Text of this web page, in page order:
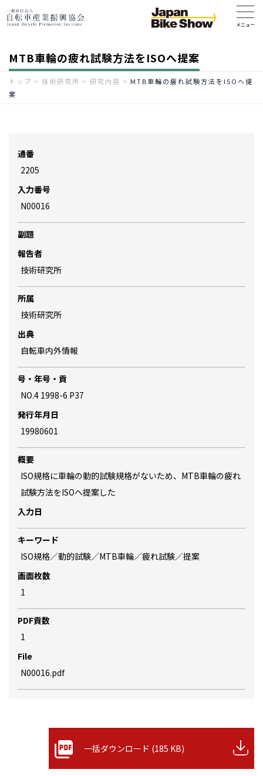
MTB車輪の疲れ試験方法をISOへ提案
トップ > 技術研究所 > 研究内容 > MTB車輪の疲れ試験方法をISOへ提
案
通番
2205
入力番号
N00016
副題
報告者
技術研究所
所属
技術研究所
出典
自転車内外情報
号・年号・貢
NO.4 1998-6 P37
発行年月日
19980601
概要
ISO規格に車輪の動的試験規格がないため、MTB車輪の疲れ
試験方法をISOへ提案した
入力日
キーワード
ISO規格／動的試験／MTB車輪／疲れ試験／提案
画面枚数
1
PDF貢数
1
File
N00016.pdf
一括ダウンロード (185 KB)